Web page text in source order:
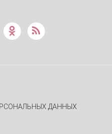
ДАННЫХ